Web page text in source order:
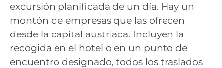
excursión planificada de un día. Hay un
montón de empresas que las ofrecen
desde la capital austriaca. Incluyen la
recogida en el hotel o en un punto de
encuentro designado, todos los traslados